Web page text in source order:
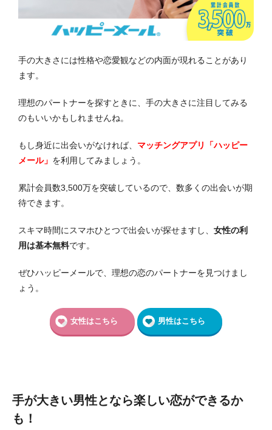
手の大きさには性格や恋愛観などの内面が現れることがあり
ます。
理想のパートナーを探すときに、手の大きさに注目してみる
のもいいかもしれませんね。
もし身近に出会いがなければ、 マッチングアプリ「ハッピー
メール」 を利用してみましょう。
累計会員数3,500万を突破しているので、数多くの出会いが期
待できます。
スキマ時間にスマホひとつで出会いが探せますし、 女性の利
用は基本無料です。
ぜひハッピーメールで、理想の恋のパートナーを見つけまし
ょう。
女性はこちら 男性はこちら
手が大きい男性となら楽しい恋ができるか
も！